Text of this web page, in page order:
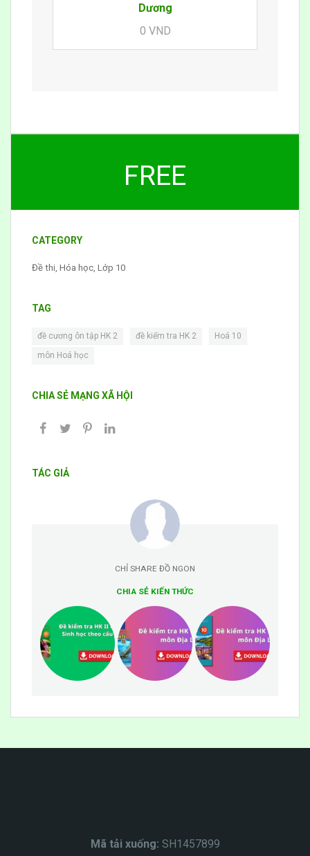
Dương
0 VND
FREE
CATEGORY
Đề thi Hóa học Lớp 10
TAG
đề cương ôn tập HK 2 đề kiểm tra HK 2 Hoá 10
môn Hoá học
CHIA SẺ MẠNG XÃ HỘI
TÁC GIẢ
CHỈ SHARE ĐỒ NGON
CHIA SẺ KIẾN THỨC
Mã tải xuống: SH1457899